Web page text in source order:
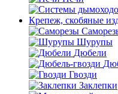
Крепеж, скобяные
Шурупы
Дюбели
Гвозди
Заклепки